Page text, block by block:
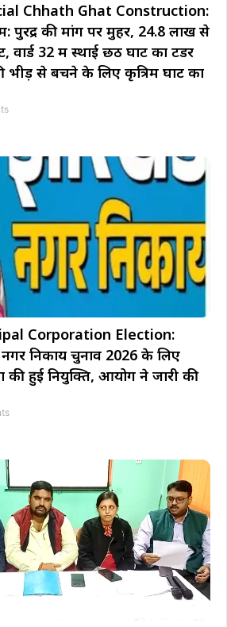
Chhath Ghat Construction:
पुरेंद्र की मांग पर मुहर, 24.8 लाख से
वार्ड 32 में स्थाई छठ घाट का टेंडर
भीड़ से बचने के लिए कृत्रिम घाट का
Corporation Election:
निकाय चुनाव 2026 के लिए
की हुई नियुक्ति, आयोग ने जारी की